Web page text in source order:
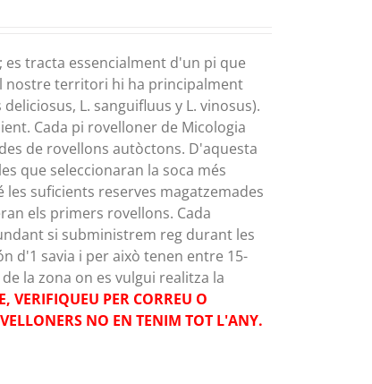
tracta essencialment d'un pi que
nostre territori hi ha principalment
L. sanguifluus y L. vinosus).
Cada pi rovelloner de Micologia
de rovellons autòctons. D'aquesta
que seleccionaran la soca més
suficients reserves magatzemades
els primers rovellons. Cada
si subministrem reg durant les
d'1 savia i per això tenen entre 15-
la zona on es vulgui realitza la
VERIFIQUEU PER CORREU O
NO EN TENIM TOT L'ANY.